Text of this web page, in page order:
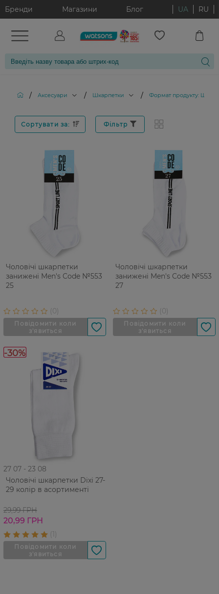
Бренди Магазини Блог UA RU
/ Аксесуари / Шкарпетки / Формат продукту:
Сортувати за: Фільтр
Чоловічі шкарпетки
занижені Men's Code №553
25
Чоловічі шкарпетки
занижені Men's Code №553
27
-30%
27 07 - 23 08
Чоловічі шкарпетки Dixi 27-
29 колір в асортименті
29,99 ГРН
20,99 ГРН